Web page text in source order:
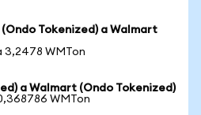
Tokenized) a Walmart
3,2478 WMTon
a Walmart (Ondo Tokenized)
WMTon